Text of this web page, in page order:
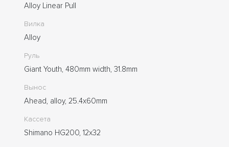
Alloy Linear Pull
Вилка
Alloy
Руль
Giant Youth, 480mm width, 31.8mm
Вынос
Ahead, alloy, 25.4x60mm
Кассета
Shimano HG200, 12x32